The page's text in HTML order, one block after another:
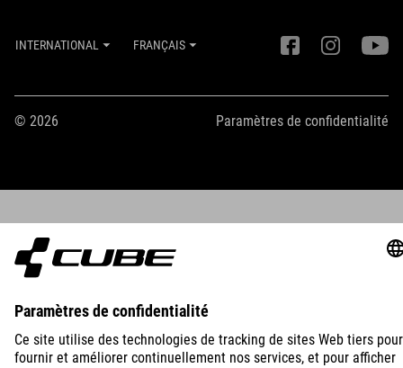
INTERNATIONAL FRANÇAIS
© 2026 Paramètres de confidentialité